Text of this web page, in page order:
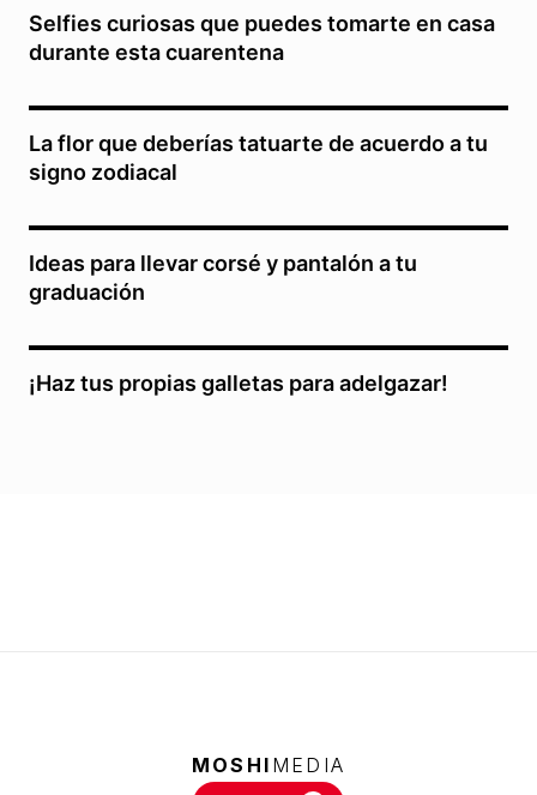
Selfies curiosas que puedes tomarte en casa
durante esta cuarentena
La flor que deberías tatuarte de acuerdo a tu
signo zodiacal
Ideas para llevar corsé y pantalón a tu
graduación
¡Haz tus propias galletas para adelgazar!
MOSHI MEDIA